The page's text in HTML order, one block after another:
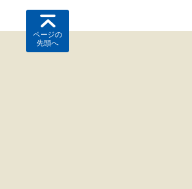
ページの
先頭へ